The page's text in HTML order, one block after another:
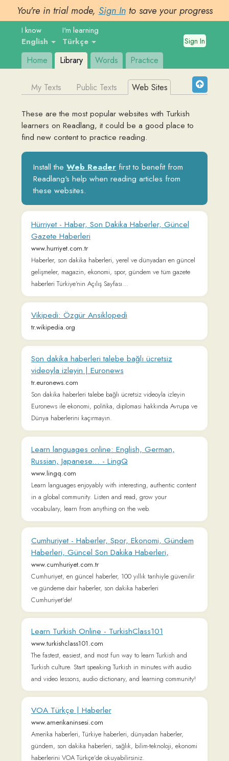
You're in trial mode, Sign In to save your progress
I know
English
I'm learning
Türkçe
Home Library Words Practice
learners on Readlang, it could be a good place to
find new content to practice reading.
Web Reader
first to benefit from
Readlang's help when reading articles from
these websites.
Hürriyet - Haber, Son Dakika Haberler, Güncel
Gazete Haberleri
Haberler, son dakika haberleri, yerel ve dünyadan en güncel
gelişmeler, magazin, ekonomi, spor, gündem ve tüm gazete
haberleri Türkiye'nin Açılış Sayfası...
Vikipedi: Özgür Ansiklopedi
tr.wikipedia.org
Son dakika haberleri talebe bağlı ücretsiz
videoyla izleyin | Euronews
tr.euronews.com
Euronews ile ekonomi, politika, diplomasi hakkında Avrupa ve
Dünya haberlerini kaçırmayın.
Learn languages online: English, German,
Russian, Japanese... - LingQ
Learn languages enjoyably with interesting, authentic content
in a global community. Listen and read, grow your
Cumhuriyet - Haberler, Spor, Ekonomi, Gündem
Haberleri, Güncel Son Dakika Haberleri,
www.cumhuriyet.com.tr
Cumhuriyet, en güncel haberler, 100 yıllık tarihiyle güvenilir
ve gündeme dair haberler, son dakika haberleri
Cumhuriyet'de!
Learn Turkish Online - TurkishClass101
www.turkishclass101.com
The fastest, easiest, and most fun way to learn Turkish and
Turkish culture. Start speaking Turkish in minutes with audio
and video lessons, audio dictionary, and learning community!
VOA Türkçe | Haberler
www.amerikaninsesi.com
gündem, son dakika haberleri, sağlık, bilim-teknoloji, ekonomi
haberlerini VOA Türkçe'de okuyabilirsiniz.
www.seslisozluk.net
Kelimelerin nasıl telaffuz edileceğini sesli olarak bizzat
söyleyen ve gösteren sözlük
Sabah - Haberler, Son Dakika Haber, Güncel ve
Gazete Haberleri